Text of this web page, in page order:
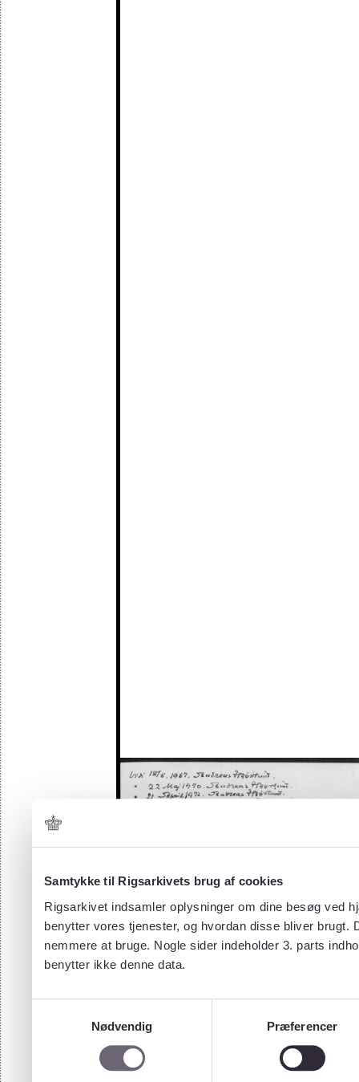
Samtykke til Rigsarkivets brug af cookies
Rigsarkivet indsamler oplysninger om dine besøg ved
benytter vores tjenester, og hvordan disse bliver
nemmere at bruge. Nogle sider indeholder 3. parts
benytter ikke denne data.
Nødvendig
Præferencer